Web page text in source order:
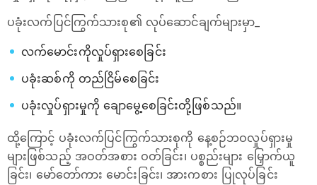
ပခုံးလက်ပြင်ကြွက်သားစု၏ လုပ်ဆောင်ချက်များမှာ_
လက်မောင်းကိုလှုပ်ရှားစေခြင်း
ပခုံးဆစ်ကို တည်ငြိမ်စေခြင်း
ပခုံးလှုပ်ရှားမှုကို ချောမွေ့စေခြင်းတို့ဖြစ်သည်။
ထို့ကြောင့် ပခုံးလက်ပြင်ကြွက်သားစုကို နေ့စဉ်ဘဝလှုပ်ရှားမှု
များဖြစ်သည့် အဝတ်အစား ဝတ်ခြင်း၊ ပစ္စည်းများ မြှောက်ယူ
ခြင်း၊ မော်တော်ကား မောင်းခြင်း၊ အားကစား ပြုလုပ်ခြင်း